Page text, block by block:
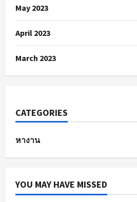
May 2023
April 2023
March 2023
CATEGORIES
หางาน
YOU MAY HAVE MISSED